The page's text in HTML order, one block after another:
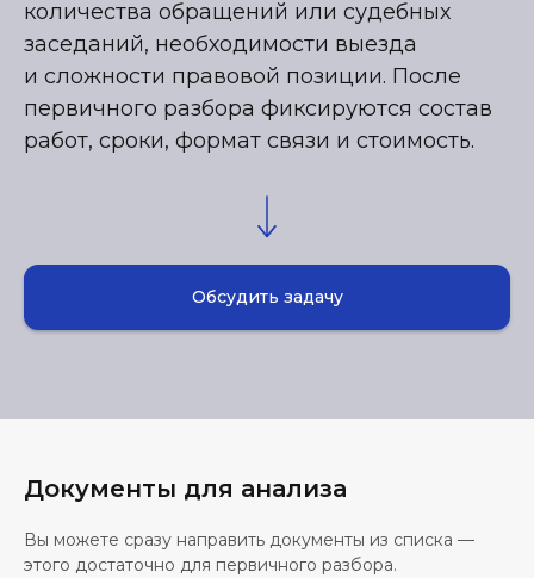
количества обращений или судебных
заседаний, необходимости выезда
и сложности правовой позиции. После
первичного разбора фиксируются состав
работ, сроки, формат связи и стоимость.
Обсудить задачу
Документы для анализа
Вы можете сразу направить документы из списка —
этого достаточно для первичного разбора.